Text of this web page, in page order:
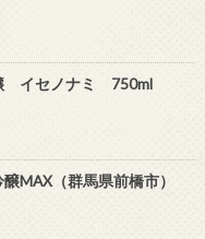
イセノナミ 750ml
MAX（群馬県前橋市）